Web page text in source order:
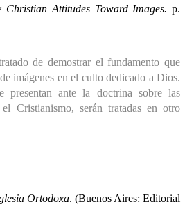
Christian Attitudes Toward Images. p.
de demostrar el fundamento que
imágenes en el culto dedicado a Dios.
presentan ante la doctrina sobre las
el Cristianismo, serán tratadas en otro
Ortodoxa. (Buenos Aires: Editorial